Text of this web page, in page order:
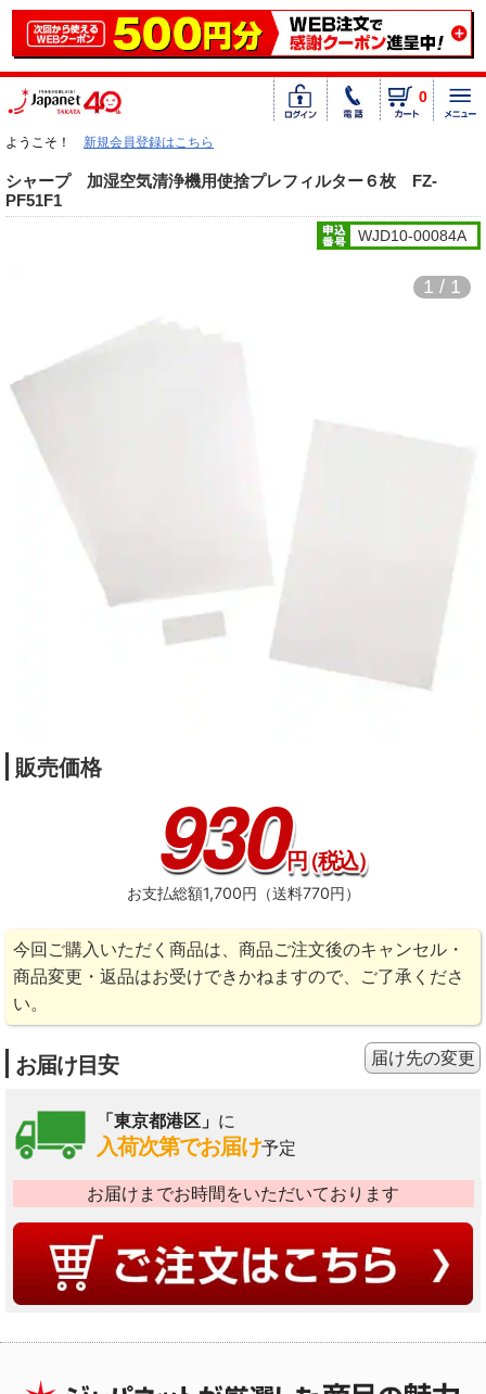
0
ようこそ！ 新規会員登録はこちら
シャープ 加湿空気清浄機用使捨プレフィルター６枚 FZ-
PF51F1
WJD10-00084A
1 / 1
販売価格
930円（税込）
お支払総額1,700円（送料770円）
今回ご購入いただく商品は、商品ご注文後のキャンセル・
商品変更・返品はお受けできかねますので、ご了承くださ
い。
お届け目安
「東京都港区」 に
入荷次第でお届け予定
お届けまでお時間をいただいております
届け先の変更